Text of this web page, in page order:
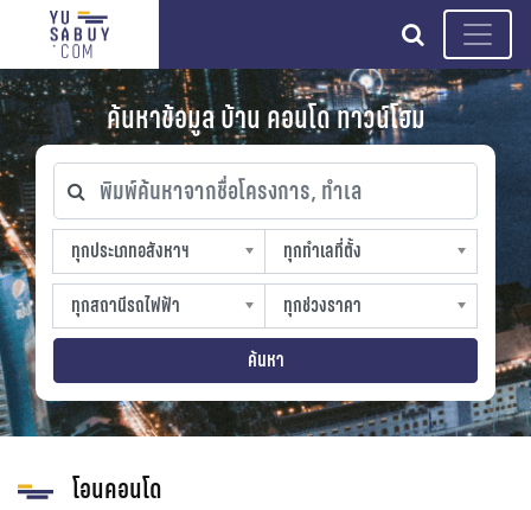
search
ค้นหาข้อมูล บ้าน คอนโด ทาวน์โฮม
พิมพ์ค้นหาจากชื่อโครงการ, ทำเล
ทุกประเภทอสังหาฯ
ทุกประเภทอสังหาฯ
sproperty
ทุกทำเลที่ตั้ง
ทุกทำเลที่ตั้ง
slocation
ทุกสถานีรถไฟฟ้า
ทุกสถานีรถไฟฟ้า
strain-station
ทุกช่วงราคา
ทุกช่วงราคา
sprice
ค้นหา
โอนคอนโด